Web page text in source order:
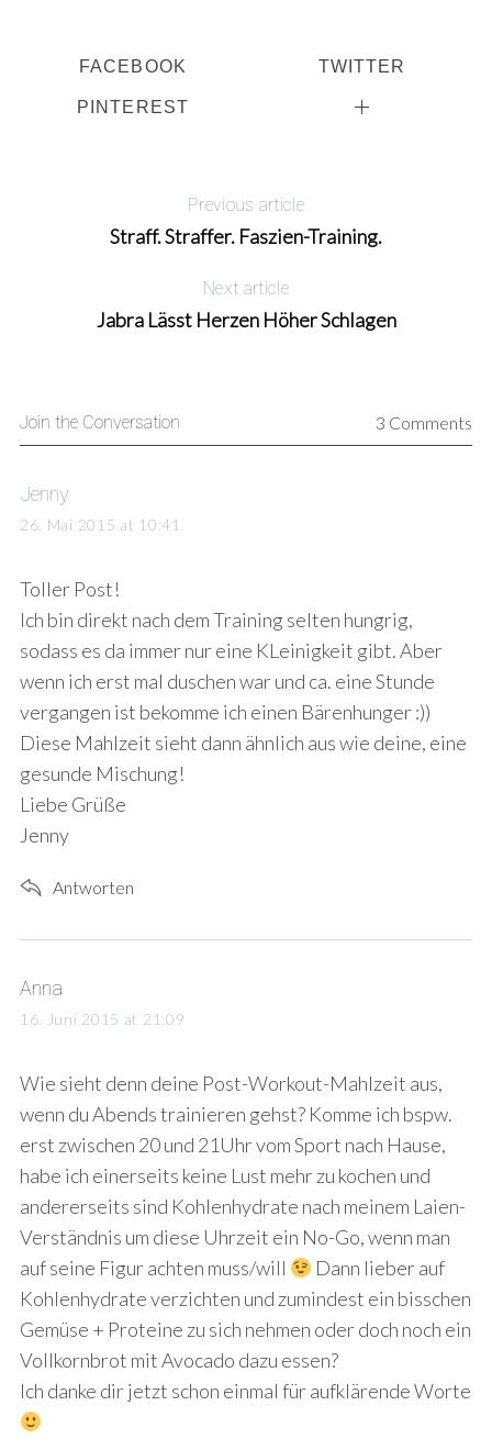
FACEBOOK TWITTER
PINTEREST
Previous article
Straff. Straffer. Faszien-Training.
Next article
Jabra Lässt Herzen Höher Schlagen
Join the Conversation 3 Comments
s
a
s
:
Jenny
26. Mai 2015 at 10:41
Toller Post!
Ich bin direkt nach dem Training selten hungrig,
sodass es da immer nur eine KLeinigkeit gibt. Aber
wenn ich erst mal duschen war und ca. eine Stunde
vergangen ist bekomme ich einen Bärenhunger :))
Diese Mahlzeit sieht dann ähnlich aus wie deine, eine
gesunde Mischung!
Liebe Grüße
Jenny
Antworten
s
a
s
:
Anna
16. Juni 2015 at 21:09
Wie sieht denn deine Post-Workout-Mahlzeit aus,
wenn du Abends trainieren gehst? Komme ich bspw.
erst zwischen 20 und 21Uhr vom Sport nach Hause,
habe ich einerseits keine Lust mehr zu kochen und
andererseits sind Kohlenhydrate nach meinem Laien-
Verständnis um diese Uhrzeit ein No-Go, wenn man
auf seine Figur achten muss/will
Dann lieber auf
Kohlenhydrate verzichten und zumindest ein bisschen
Gemüse + Proteine zu sich nehmen oder doch noch ein
Vollkornbrot mit Avocado dazu essen?
Ich danke dir jetzt schon einmal für aufklärende Worte